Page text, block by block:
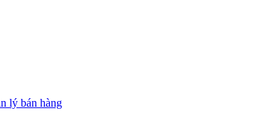
lý bán hàng